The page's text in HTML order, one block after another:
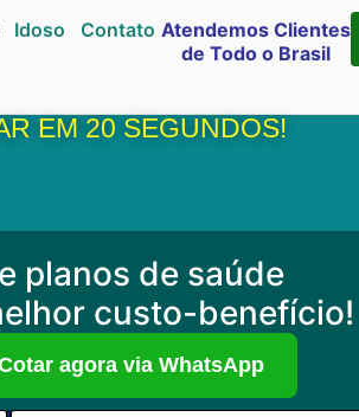
Idoso Contato Atendemos Clientes
de Todo o Brasil
EM 20 SEGUNDOS!
planos de saúde
custo-benefício!
agora via WhatsApp